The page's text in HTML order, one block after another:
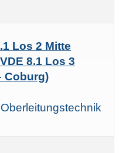
Los 2 Mitte
8.1 Los 3
Coburg)